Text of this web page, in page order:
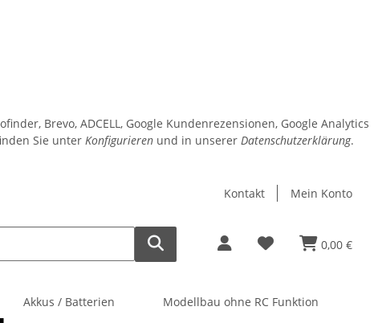
Brevo, ADCELL, Google Kundenrezensionen, Google Analytics
Sie unter Konfigurieren und in unserer Datenschutzerklärung.
Kontakt
Mein Konto
0,00 €
Akkus / Batterien Modellbau ohne RC Funktion